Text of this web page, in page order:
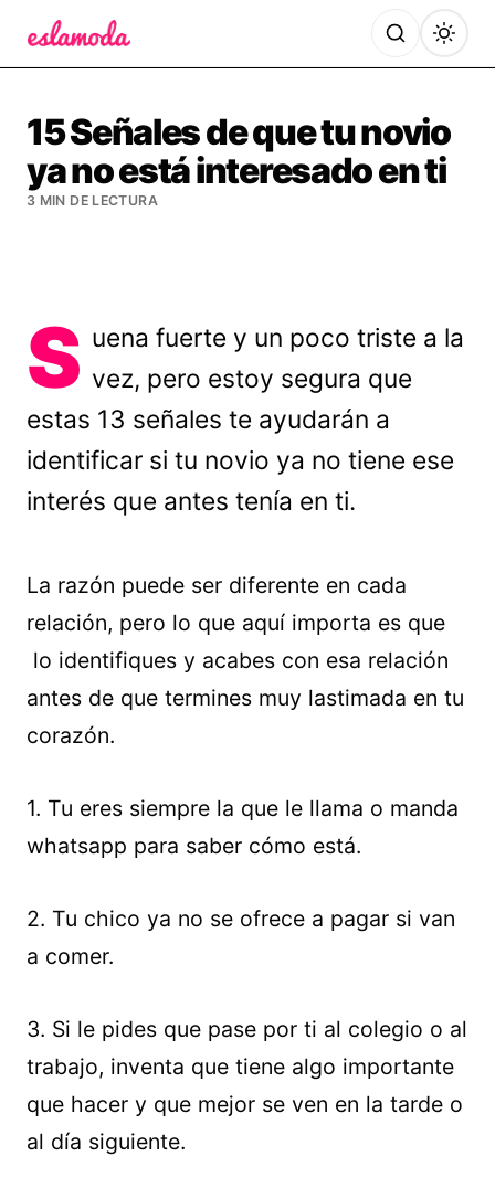
15 Señales de que tu novio
ya no está interesado en ti
3 MIN DE LECTURA
S uena fuerte y un poco triste a la
vez, pero estoy segura que
estas 13 señales te ayudarán a
identificar si tu novio ya no tiene ese
interés que antes tenía en ti.
La razón puede ser diferente en cada
relación, pero lo que aquí importa es que
lo identifiques y acabes con esa relación
antes de que termines muy lastimada en tu
corazón.
1. Tu eres siempre la que le llama o manda
whatsapp para saber cómo está.
2. Tu chico ya no se ofrece a pagar si van
a comer.
3. Si le pides que pase por ti al colegio o al
trabajo, inventa que tiene algo importante
que hacer y que mejor se ven en la tarde o
al día siguiente.